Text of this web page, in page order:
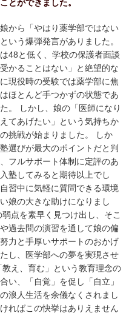
とができました。
から「やはり薬学部ではない
いう爆弾発言がありました。
48と低く、学校の保護者面談
かることはない」と絶望的な
現役時の受験では薬学部に焦
ほとんど手つかずの状態であ
。 しかし、娘の「医師になり
てあげたい」という気持ちか
挑戦が始まりました。 しか
選びが最大のポイントだと判
フルサポート体制に定評のあ
塾してみると期待以上でし
習中に気軽に質問できる環境
娘の大きな助けになりまし
点を素早く見つけ出し、そこ
過去問の演習を通して娘の偏
力と手厚いサポートのおかげ
し、医学部への夢を実現させ
え、育む」という教育理念の
い、「自覚」を促し「自立」
浪人生活を余儀なくされまし
ればこの快挙はありえません